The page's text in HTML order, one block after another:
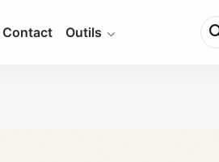
Contact Outils